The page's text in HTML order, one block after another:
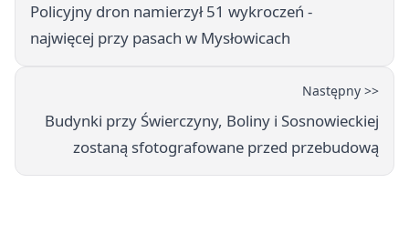
Policyjny dron namierzył 51 wykroczeń -
najwięcej przy pasach w Mysłowicach
Następny >>
Budynki przy Świerczyny, Boliny i Sosnowieckiej
zostaną sfotografowane przed przebudową